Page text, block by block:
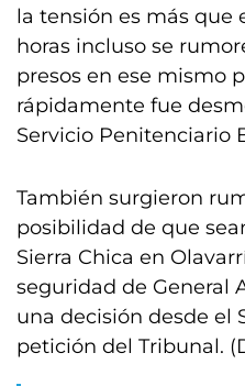
la tensión es más que
horas incluso se
presos en ese mismo
rápidamente fue
Servicio Penitenciario
También surgieron
posibilidad de que
Sierra Chica en
seguridad de General
una decisión desde el
petición del Tribunal.